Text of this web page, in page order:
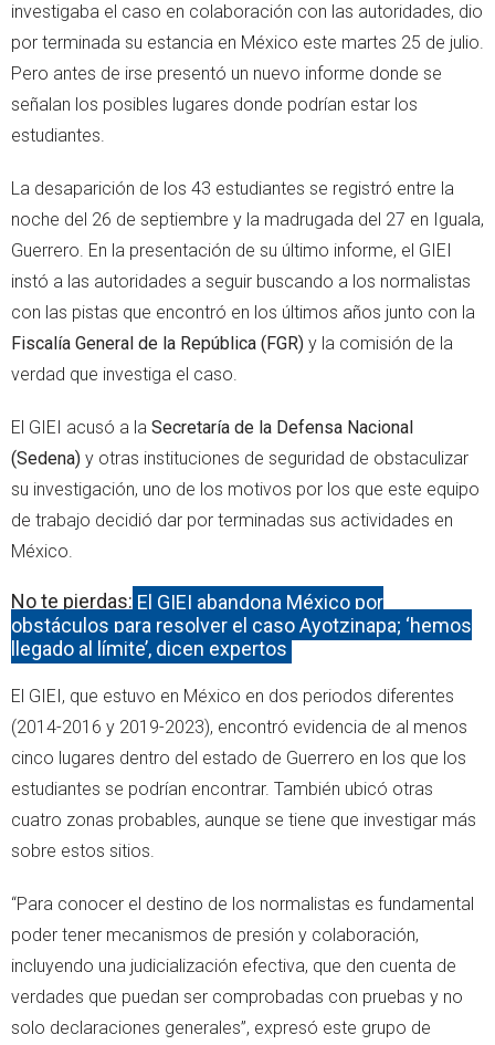
investigaba el caso en colaboración con las autoridades, dio
por terminada su estancia en México este martes 25 de julio.
Pero antes de irse presentó un nuevo informe donde se
señalan los posibles lugares donde podrían estar los
estudiantes.
La desaparición de los 43 estudiantes se registró entre la
noche del 26 de septiembre y la madrugada del 27 en Iguala,
Guerrero. En la presentación de su último informe, el GIEI
instó a las autoridades a seguir buscando a los normalistas
con las pistas que encontró en los últimos años junto con la
Fiscalía General de la República (FGR) y la comisión de la
verdad que investiga el caso.
El GIEI acusó a la Secretaría de la Defensa Nacional
(Sedena) y otras instituciones de seguridad de obstaculizar
su investigación, uno de los motivos por los que este equipo
de trabajo decidió dar por terminadas sus actividades en
México.
No te pierdas: El GIEI abandona México por
obstáculos para resolver el caso Ayotzinapa; ‘hemos
llegado al límite’, dicen expertos
El GIEI, que estuvo en México en dos periodos diferentes
(2014-2016 y 2019-2023), encontró evidencia de al menos
cinco lugares dentro del estado de Guerrero en los que los
estudiantes se podrían encontrar. También ubicó otras
cuatro zonas probables, aunque se tiene que investigar más
sobre estos sitios.
“Para conocer el destino de los normalistas es fundamental
poder tener mecanismos de presión y colaboración,
incluyendo una judicialización efectiva, que den cuenta de
verdades que puedan ser comprobadas con pruebas y no
solo declaraciones generales”, expresó este grupo de